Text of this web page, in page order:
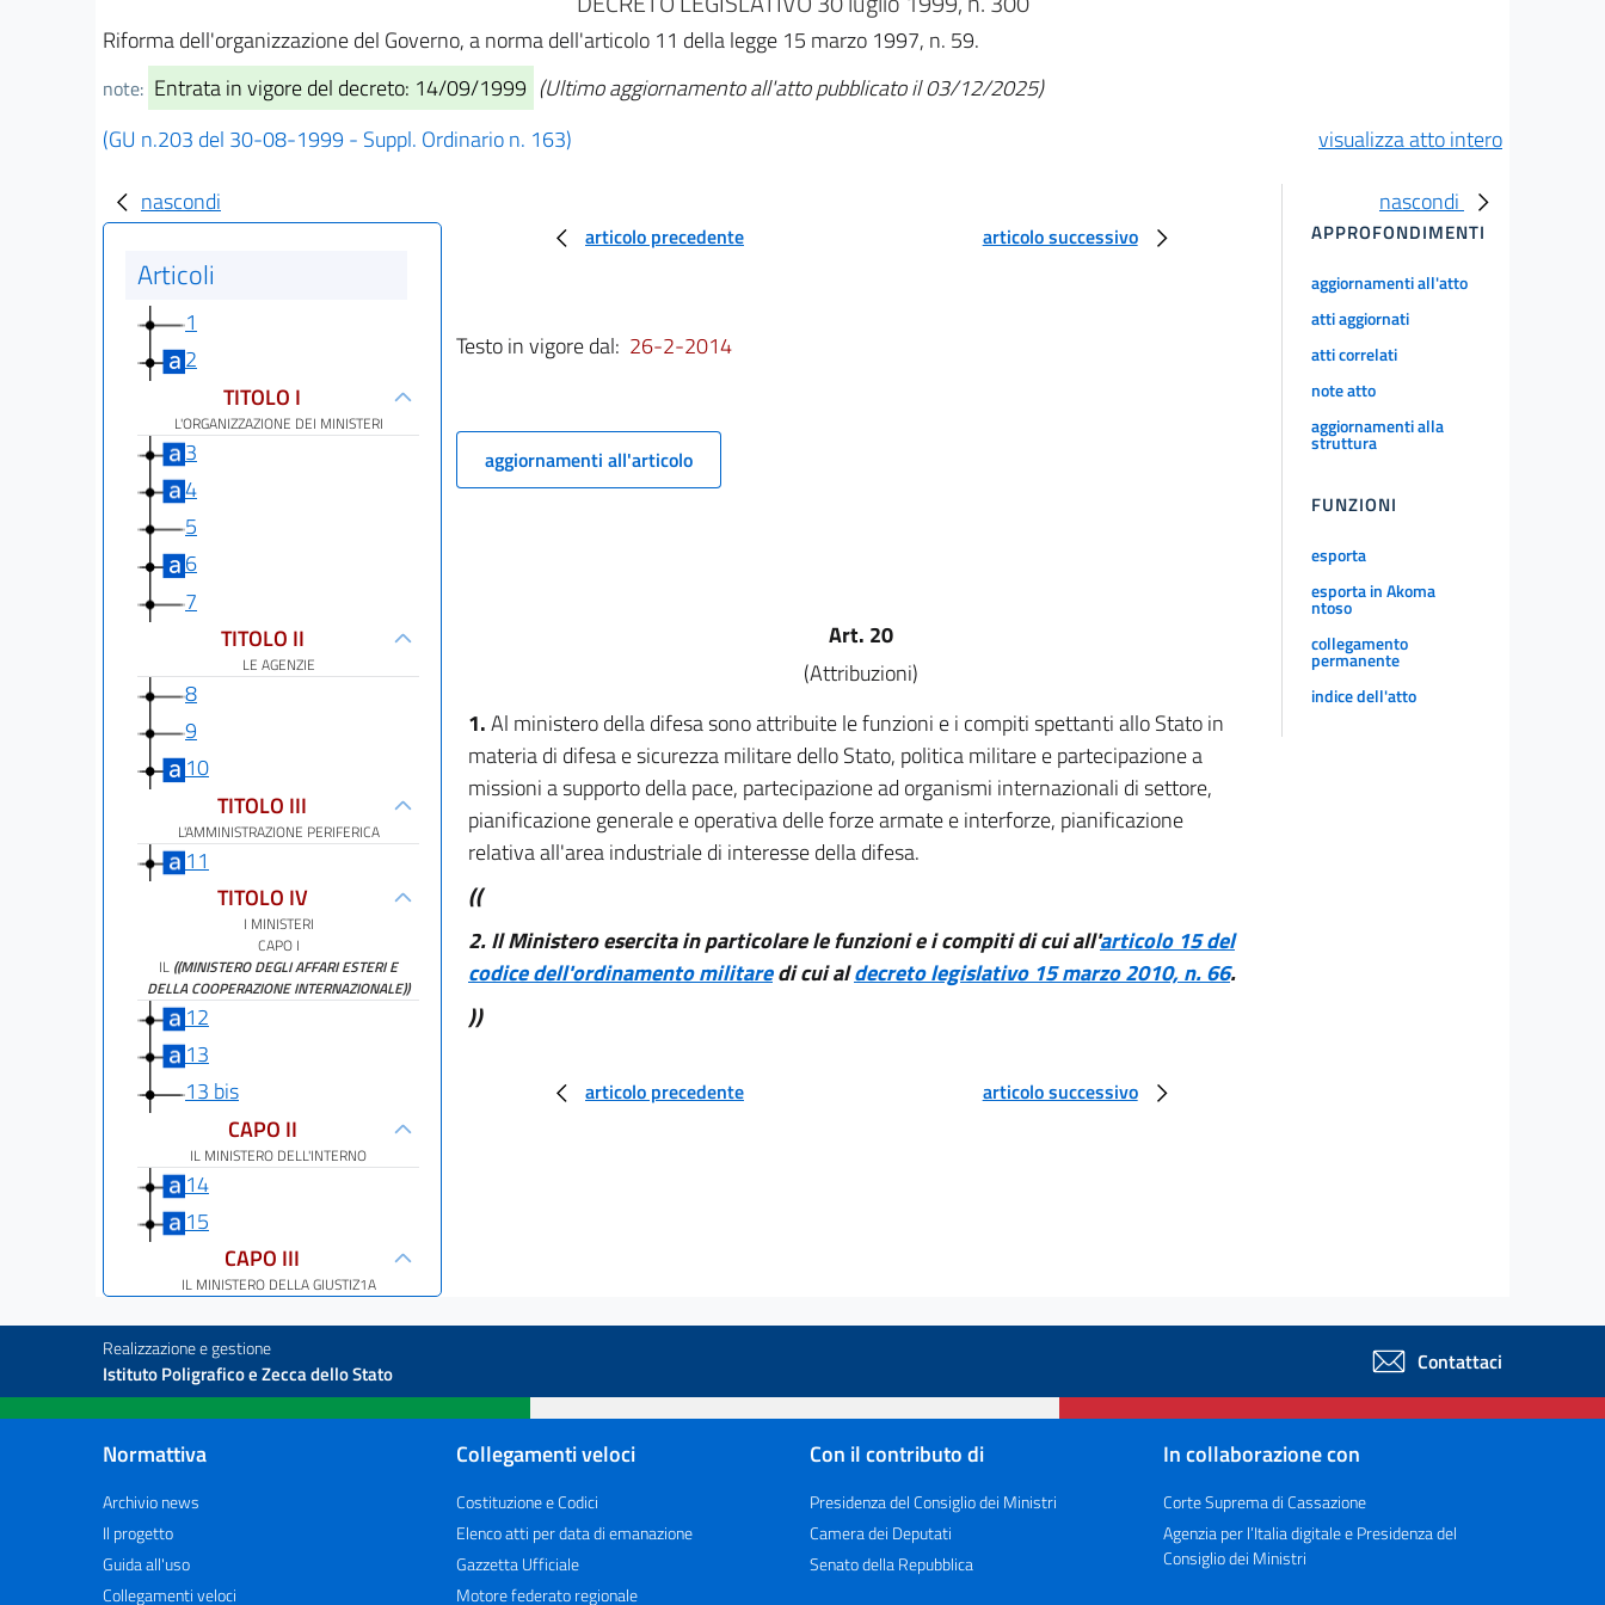
Riforma dell'organizzazione del Governo, a norma dell'articolo 11 della legge 15 marzo 1997, n. 59.
note: Entrata in vigore del decreto: 14/09/1999 (Ultimo aggiornamento all'atto pubblicato il 03/12/2025)
(GU n.203 del 30-08-1999 - Suppl. Ordinario n. 163)
visualizza atto intero
nascondi
Articoli
1
2
TITOLO I
L'ORGANIZZAZIONE DEI MINISTERI
3
4
5
6
7
TITOLO II
LE AGENZIE
8
9
10
TITOLO III
L'AMMINISTRAZIONE PERIFERICA
11
TITOLO IV
I MINISTERI
CAPO I
IL ((MINISTERO DEGLI AFFARI ESTERI E
DELLA COOPERAZIONE INTERNAZIONALE))
12
13
13 bis
CAPO II
IL MINISTERO DELL'INTERNO
14
15
CAPO III
IL MINISTERO DELLA GIUSTIZ1A
17
18
19
20
21
22
articolo precedente articolo successivo
Testo in vigore dal: 26-2-2014
aggiornamenti all'articolo
Art. 20
(Attribuzioni)
1.Al ministero della difesa sono attribuite le funzioni e i compiti spettanti allo Stato in
materia di difesa e sicurezza militare dello Stato, politica militare e partecipazione a
missioni a supporto della pace, partecipazione ad organismi internazionali di settore,
pianificazione generale e operativa delle forze armate e interforze, pianificazione
relativa all'area industriale di interesse della difesa.
((
2.Il Ministero esercita in particolare le funzioni e i compiti di cui all'articolo 15 del
codice dell'ordinamento militaredi cui aldecreto legislativo 15 marzo 2010, n. 66.
))
articolo precedente articolo successivo
nascondi
APPROFONDIMENTI
aggiornamenti all'atto
atti aggiornati
atti correlati
note atto
aggiornamenti alla
struttura
FUNZIONI
esporta
esporta in Akoma
ntoso
collegamento
permanente
indice dell'atto
Realizzazione e gestione
Istituto Poligrafico e Zecca dello Stato Contattaci
Normattiva
Archivio news
Il progetto
Guida all'uso
Collegamenti veloci
Collegamenti veloci
Costituzione e Codici
Elenco atti per data di emanazione
Gazzetta Ufficiale
Motore federato regionale
Con il contributo di
Presidenza del Consiglio dei Ministri
Camera dei Deputati
Senato della Repubblica
In collaborazione con
Corte Suprema di Cassazione
Agenzia per l’Italia digitale e Presidenza del
Consiglio dei Ministri